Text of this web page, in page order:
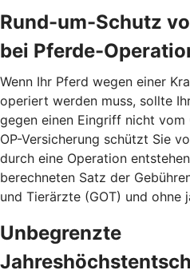
Rund-um-Schutz
bei Pferde-
Wenn Ihr Pferd wegen einer
operiert werden muss, sollte
gegen einen Eingriff nicht
OP-Versicherung schützt Sie
durch eine Operation
berechneten Satz der
und Tierärzte (GOT) und ohne
Unbegrenzte